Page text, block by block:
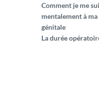
Comment je me
mentalement à
génitale
La durée